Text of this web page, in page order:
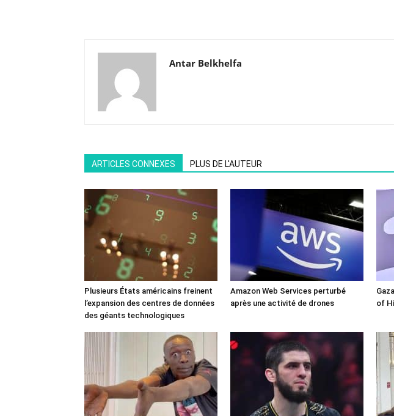
Antar Belkhelfa
ARTICLES CONNEXES PLUS DE L'AUTEUR
Plusieurs États américains freinent
l’expansion des centres de données
des géants technologiques
Amazon Web Services perturbé
après une activité de drones
of